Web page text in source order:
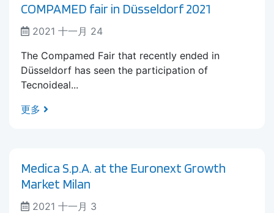
COMPAMED fair in Düsseldorf 2021
2021 十一月 24
The Compamed Fair that recently ended in
Düsseldorf has seen the participation of
Tecnoideal...
更多
Medica S.p.A. at the Euronext Growth
Market Milan
2021 十一月 3